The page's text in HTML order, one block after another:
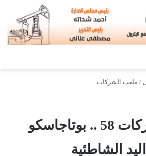
/ ملعب الشركات
أولمبياد الشركات 58 .. بوتاجاسكو
الشاطئية